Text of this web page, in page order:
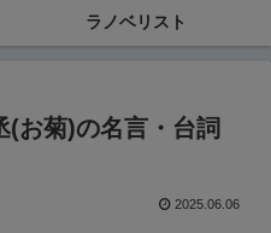
ラノベリスト
(お菊)の名言・台詞
2025.06.06